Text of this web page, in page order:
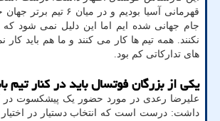
قهرمانی آسیا بودیم و در
جام جهانی شده ایم اما این دلیل نمی شود که
نکنند. همه تیم ها کار می کنند و ما هم باید کار
های تدارکاتی کم بود.
یکی از بزرگان فوتسال باید در کنار تیم
علیرضا رعدی در مورد حضور یک پیشکسوت در
داشت: درست است که انتخاب دستیار در